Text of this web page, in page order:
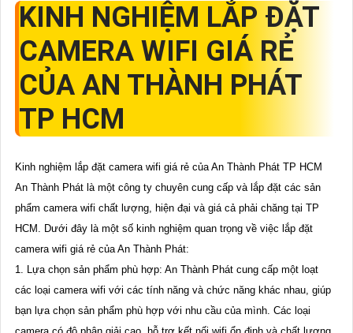
KINH NGHIỆM LẮP ĐẶT
CAMERA WIFI GIÁ RẺ
CỦA AN THÀNH PHÁT
TP HCM
Kinh nghiệm lắp đặt camera wifi giá rẻ của An Thành Phát TP HCM
An Thành Phát là một công ty chuyên cung cấp và lắp đặt các sản
phẩm camera wifi chất lượng, hiện đại và giá cả phải chăng tại TP
HCM. Dưới đây là một số kinh nghiệm quan trọng về việc lắp đặt
camera wifi giá rẻ của An Thành Phát:
1. Lựa chọn sản phẩm phù hợp: An Thành Phát cung cấp một loạt
các loại camera wifi với các tính năng và chức năng khác nhau, giúp
bạn lựa chọn sản phẩm phù hợp với nhu cầu của mình. Các loại